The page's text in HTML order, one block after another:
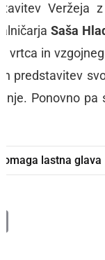
Saša
vrtca in
predstavitev
Ponovno
lastna glava